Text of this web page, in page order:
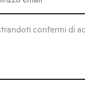
confermi di